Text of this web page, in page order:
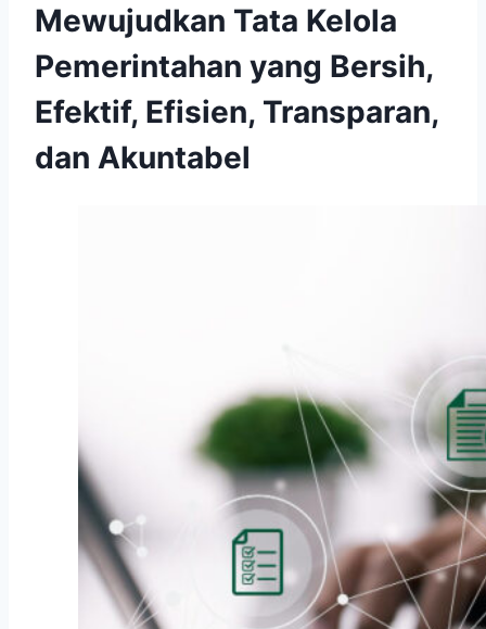
Mewujudkan Tata Kelola
Pemerintahan yang Bersih,
Efektif, Efisien, Transparan,
dan Akuntabel